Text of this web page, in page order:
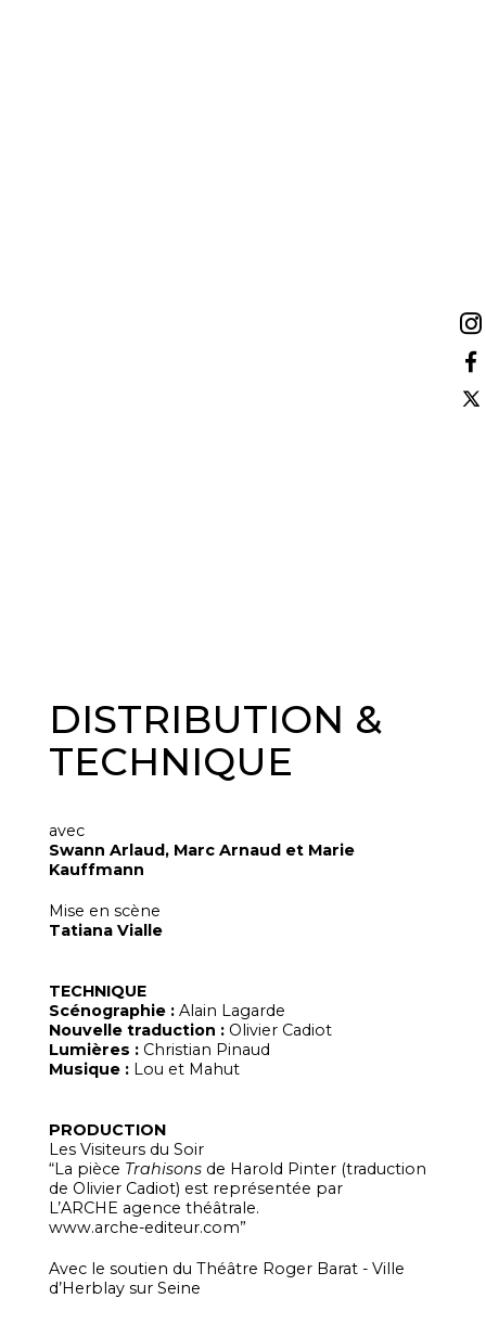
DISTRIBUTION &
TECHNIQUE
avec
Swann Arlaud, Marc Arnaud et Marie
Kauffmann
Mise en scène
Tatiana Vialle
TECHNIQUE
Scénographie : Alain Lagarde
Nouvelle traduction : Olivier Cadiot
Lumières : Christian Pinaud
Musique : Lou et Mahut
PRODUCTION
Les Visiteurs du Soir
“La pièce Trahisonsde Harold Pinter (traduction
de Olivier Cadiot) est représentée par
L’ARCHE agence théâtrale.
www.arche-editeur.com”
Avec le soutien du Théâtre Roger Barat - Ville
d’Herblay sur Seine